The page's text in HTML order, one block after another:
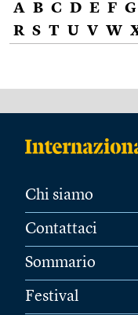
A B C D E F G
R S T U V W
Chi siamo
Contattaci
Sommario
Festival